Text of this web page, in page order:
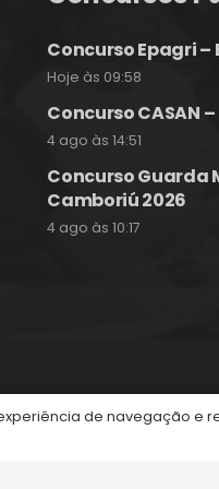
Concurso Epagri
Hoje às 09:58
Concurso CASAN
4 ago às 14:51
Concurso Guarda
Camboriú 2026
4 ago às 10:17
reservados.
de navegação e